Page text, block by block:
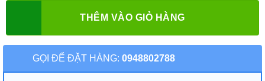
THÊM VÀO GIỎ HÀNG
GỌI ĐỂ ĐẶT HÀNG: 0948802788